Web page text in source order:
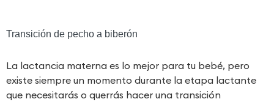
Transición de pecho a biberón
La lactancia materna es lo mejor para tu bebé, pero
existe siempre un momento durante la etapa lactante
que necesitarás o querrás hacer una transición